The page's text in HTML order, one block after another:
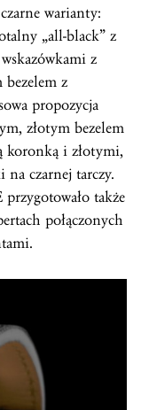
warianty:
„all-black” z
z
z
propozycja
złotym bezelem
koronką i złotymi,
czarnej tarczy.
także
połączonych